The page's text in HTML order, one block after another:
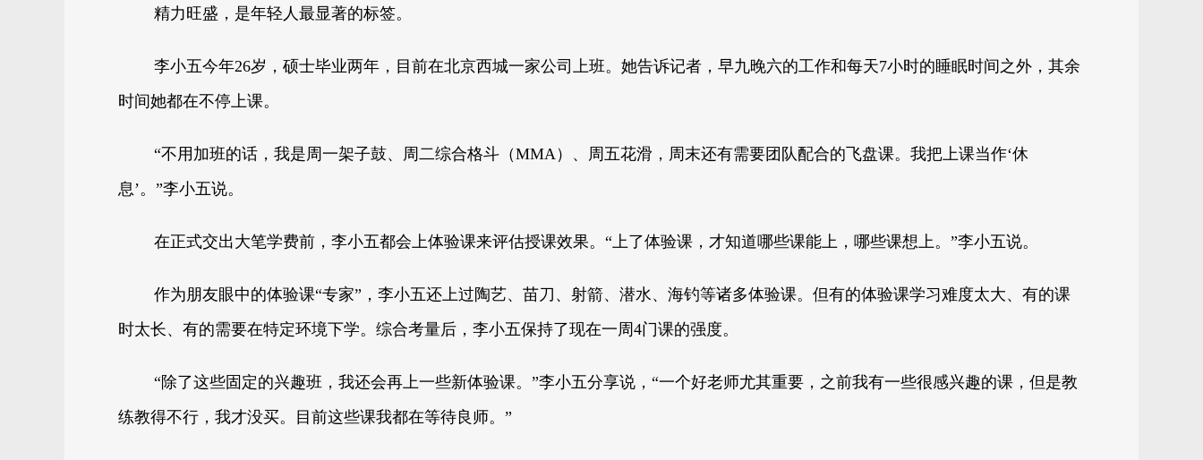
精力旺盛，是年轻人最显著的标签。
李小五今年26岁，硕士毕业两年，目前在北京西城一家公司上班。她告诉记者，早九晚六的工作和每天7小时的睡眠时间之外，其余
时间她都在不停上课。
“不用加班的话，我是周一架子鼓、周二综合格斗（MMA）、周五花滑，周末还有需要团队配合的飞盘课。我把上课当作‘休
息’。”李小五说。
在正式交出大笔学费前，李小五都会上体验课来评估授课效果。“上了体验课，才知道哪些课能上，哪些课想上。”李小五说。
作为朋友眼中的体验课“专家”，李小五还上过陶艺、苗刀、射箭、潜水、海钓等诸多体验课。但有的体验课学习难度太大、有的课
时太长、有的需要在特定环境下学。综合考量后，李小五保持了现在一周4门课的强度。
“除了这些固定的兴趣班，我还会再上一些新体验课。”李小五分享说，“一个好老师尤其重要，之前我有一些很感兴趣的课，但是教
练教得不行，我才没买。目前这些课我都在等待良师。”